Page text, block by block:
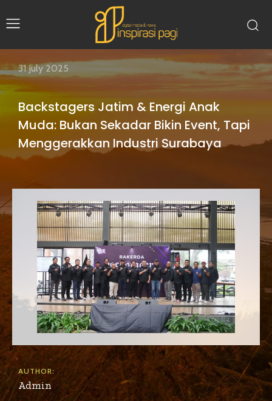
Backstagers Jatim & Energi Anak
Muda: Bukan Sekadar Bikin Event, Tapi
Menggerakkan Industri Surabaya
31 July 2025
AUTHOR:
Admin